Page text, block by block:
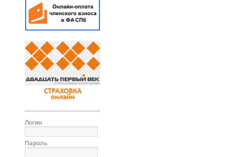
Логин
Пароль